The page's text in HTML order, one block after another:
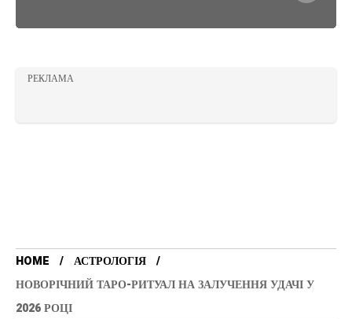
РЕКЛАМА
HOME
АСТРОЛОГІЯ
НОВОРІЧНИЙ ТАРО-РИТУАЛ НА ЗАЛУЧЕННЯ УДАЧІ У
2026 РОЦІ